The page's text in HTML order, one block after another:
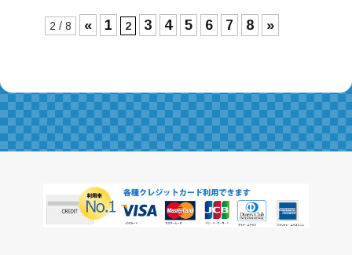
2 / 8 « 1 2 3 4 5 6 7 8 »